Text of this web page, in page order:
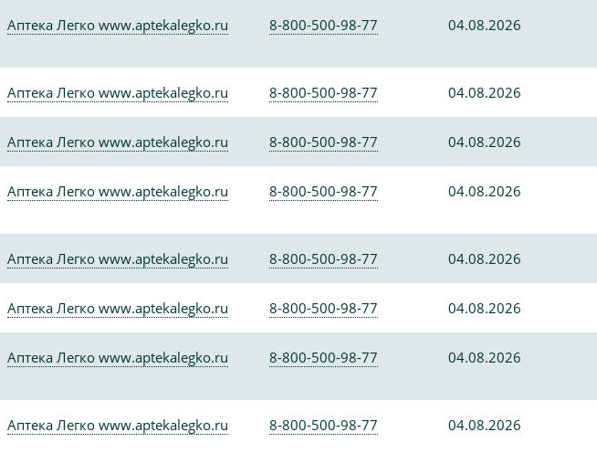
Аптека Легко www.aptekalegko.ru 8-800-500-98-77 04.08.2026
Аптека Легко www.aptekalegko.ru 8-800-500-98-77 04.08.2026
Аптека Легко www.aptekalegko.ru 8-800-500-98-77 04.08.2026
Аптека Легко www.aptekalegko.ru 8-800-500-98-77 04.08.2026
Аптека Легко www.aptekalegko.ru 8-800-500-98-77 04.08.2026
Аптека Легко www.aptekalegko.ru 8-800-500-98-77 04.08.2026
Аптека Легко www.aptekalegko.ru 8-800-500-98-77 04.08.2026
Аптека Легко www.aptekalegko.ru 8-800-500-98-77 04.08.2026